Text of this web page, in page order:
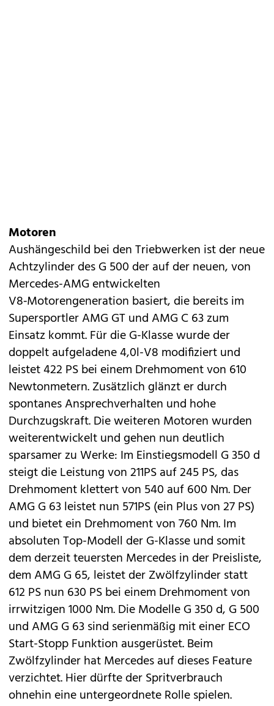
Motoren
Aushängeschild bei den Triebwerken ist der neue
Achtzylinder des G 500 der auf der neuen, von
Mercedes-AMG entwickelten
V8‑Motorengeneration basiert, die bereits im
SupersportlerAMG GTundAMG C 63zum
Einsatz kommt. Für die G-Klasse wurde der
doppelt aufgeladene 4,0l-V8 modifiziert und
leistet 422 PS bei einem Drehmoment von 610
Newtonmetern. Zusätzlich glänzt er durch
spontanes Ansprechverhalten und hohe
Durchzugskraft. Die weiteren Motoren wurden
weiterentwickelt und gehen nun deutlich
sparsamer zu Werke: Im Einstiegsmodell G 350 d
steigt die Leistung von 211PS auf 245 PS, das
Drehmoment klettert von 540 auf 600 Nm. Der
AMG G 63 leistet nun 571PS (ein Plus von 27 PS)
und bietet ein Drehmoment von 760 Nm. Im
absoluten Top-Modell der G-Klasse und somit
dem derzeit teuersten Mercedes in der Preisliste,
dem AMG G 65, leistet der Zwölfzylinder statt
612 PS nun 630 PS bei einem Drehmoment von
irrwitzigen 1000 Nm. Die Modelle G 350 d, G 500
und AMG G 63 sind serienmäßig mit einer ECO
Start-Stopp Funktion ausgerüstet. Beim
Zwölfzylinder hat Mercedes auf dieses Feature
verzichtet. Hier dürfte der Spritverbrauch
ohnehin eine untergeordnete Rolle spielen.